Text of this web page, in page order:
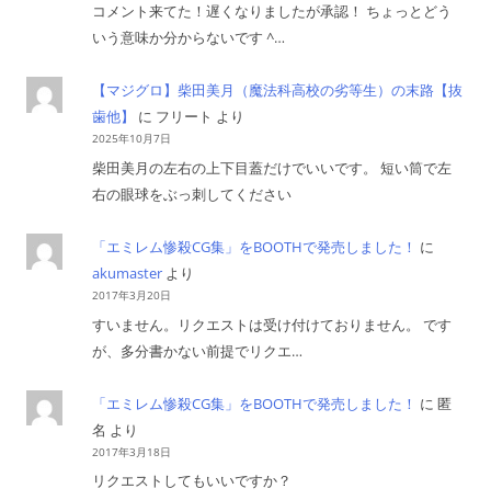
コメント来てた！遅くなりましたが承認！ ちょっとどう
いう意味か分からないです ^…
【マジグロ】柴田美月（魔法科高校の劣等生）の末路【抜
歯他】
に フリート より
2025年10月7日
柴田美月の左右の上下目蓋だけでいいです。 短い筒で左
右の眼球をぶっ刺してください
「エミレム惨殺CG集」をBOOTHで発売しました！ に
akumaster より
2017年3月20日
すいません。リクエストは受け付けておりません。 です
が、多分書かない前提でリクエ…
「エミレム惨殺CG集」をBOOTHで発売しました！ に 匿
名 より
2017年3月18日
リクエストしてもいいですか？